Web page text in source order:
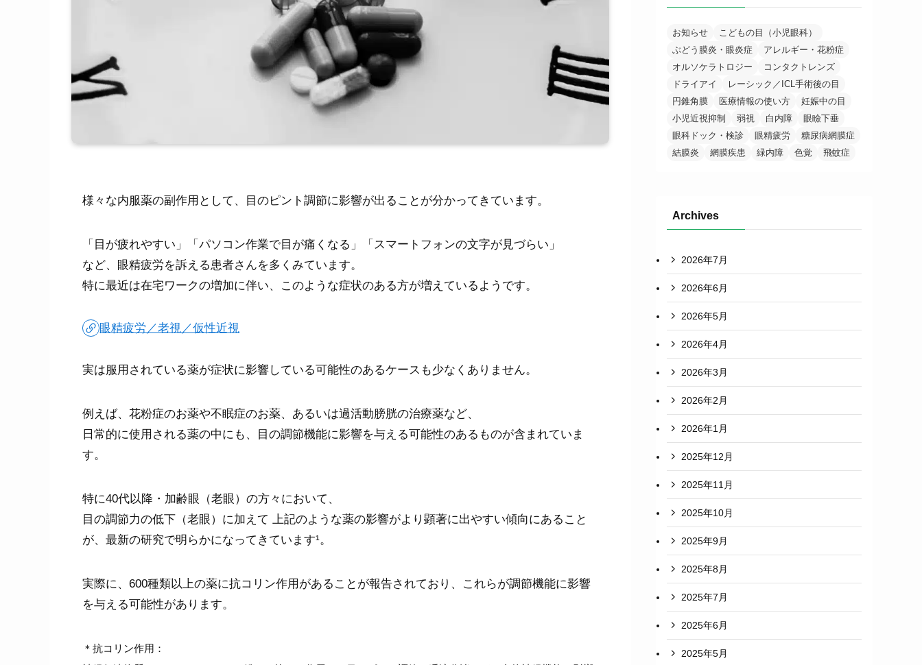
様々な内服薬の副作用として、目のピント調節に影響が出ることが分かってきています。
「目が疲れやすい」「パソコン作業で目が痛くなる」「スマートフォンの文字が見づらい」
など、眼精疲労を訴える患者さんを多くみています。
特に最近は在宅ワークの増加に伴い、このような症状のある方が増えているようです。
眼精疲労／老視／仮性近視
実は服用されている薬が症状に影響している可能性のあるケースも少なくありません。
例えば、花粉症のお薬や不眠症のお薬、あるいは過活動膀胱の治療薬など、
日常的に使用される薬の中にも、目の調節機能に影響を与える可能性のあるものが含まれていま
す。
特に40代以降・加齢眼（老眼）の方々において、
目の調節力の低下（老眼）に加えて 上記のような薬の影響がより顕著に出やすい傾向にあること
が、最新の研究で明らかになってきています¹。
実際に、600種類以上の薬に抗コリン作用があることが報告されており、これらが調節機能に影響
を与える可能性があります。
＊抗コリン作用：
お知らせ
こどもの目（小児眼科）
ぶどう膜炎・眼炎症
アレルギー・花粉症
オルソケラトロジー
コンタクトレンズ
ドライアイ
レーシック／ICL手術後の目
円錐角膜
医療情報の使い方
妊娠中の目
小児近視抑制
弱視 白内障
眼瞼下垂
眼科ドック・検診
眼精疲労
糖尿病網膜症
結膜炎
網膜疾患 緑内障 色覚 飛蚊症
Archives
2026年7月
2026年6月
2026年5月
2026年4月
2026年3月
2026年2月
2026年1月
2025年12月
2025年11月
2025年10月
2025年9月
2025年8月
2025年7月
2025年6月
2025年5月